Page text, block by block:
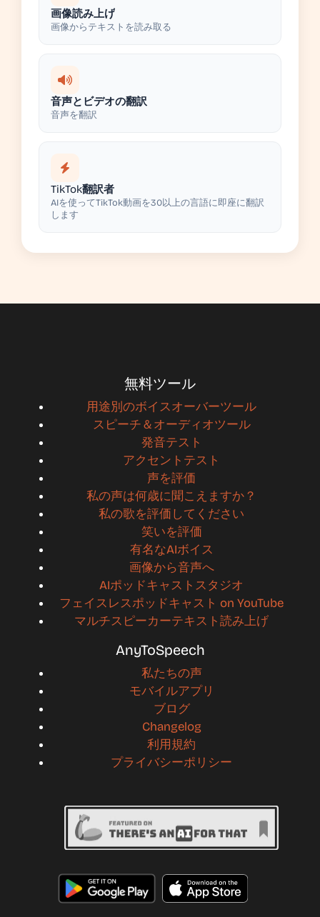
画像読み上げ
画像からテキストを読み取る
音声とビデオの翻訳
音声を翻訳
TikTok翻訳者
AIを使ってTikTok動画を30以上の言語に即座に翻訳
します
無料ツール
用途別のボイスオーバーツール
スピーチ＆オーディオツール
発音テスト
アクセントテスト
声を評価
私の声は何歳に聞こえますか？
私の歌を評価してください
笑いを評価
有名なAIボイス
画像から音声へ
AIポッドキャストスタジオ
フェイスレスポッドキャスト on YouTube
マルチスピーカーテキスト読み上げ
AnyToSpeech
私たちの声
モバイルアプリ
ブログ
Changelog
利用規約
プライバシーポリシー